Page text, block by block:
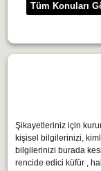
Tüm Konuları
Şikayetleriniz için
kişisel bilgilerinizi,
bilgilerinizi burada
rencide edici küfür ,